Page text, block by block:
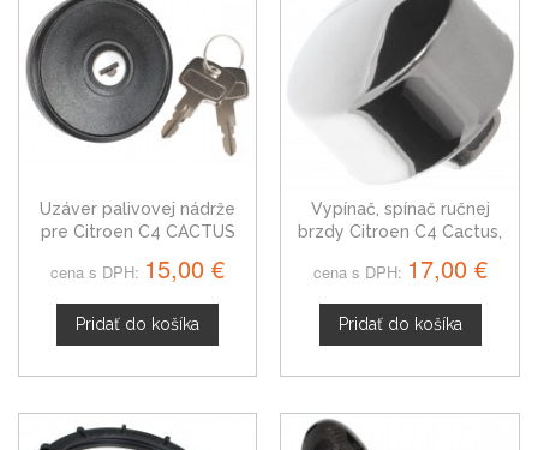
Uzáver palivovej nádrže
pre Citroen C4 CACTUS
cena s DPH: 15,00 €
Pridať do košíka
Vypínač, spínač ručnej
brzdy Citroen C4 Cactus,
cena s DPH: 17,00 €
Pridať do košíka